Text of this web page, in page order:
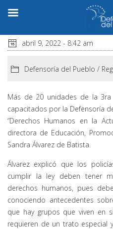
abril 9, 2022 - 8:42 am
Defensoría del Pueblo /
Más de 20 unidades de la
capacitados por la Defensoría
“Derechos Humanos en la
directora de Educación,
Sandra Álvarez de Batista.
Álvarez explicó que los
cumplir la ley deben tener
derechos humanos, pues
conociendo antecedentes
que hay grupos que viven en
requieren de un trato especial